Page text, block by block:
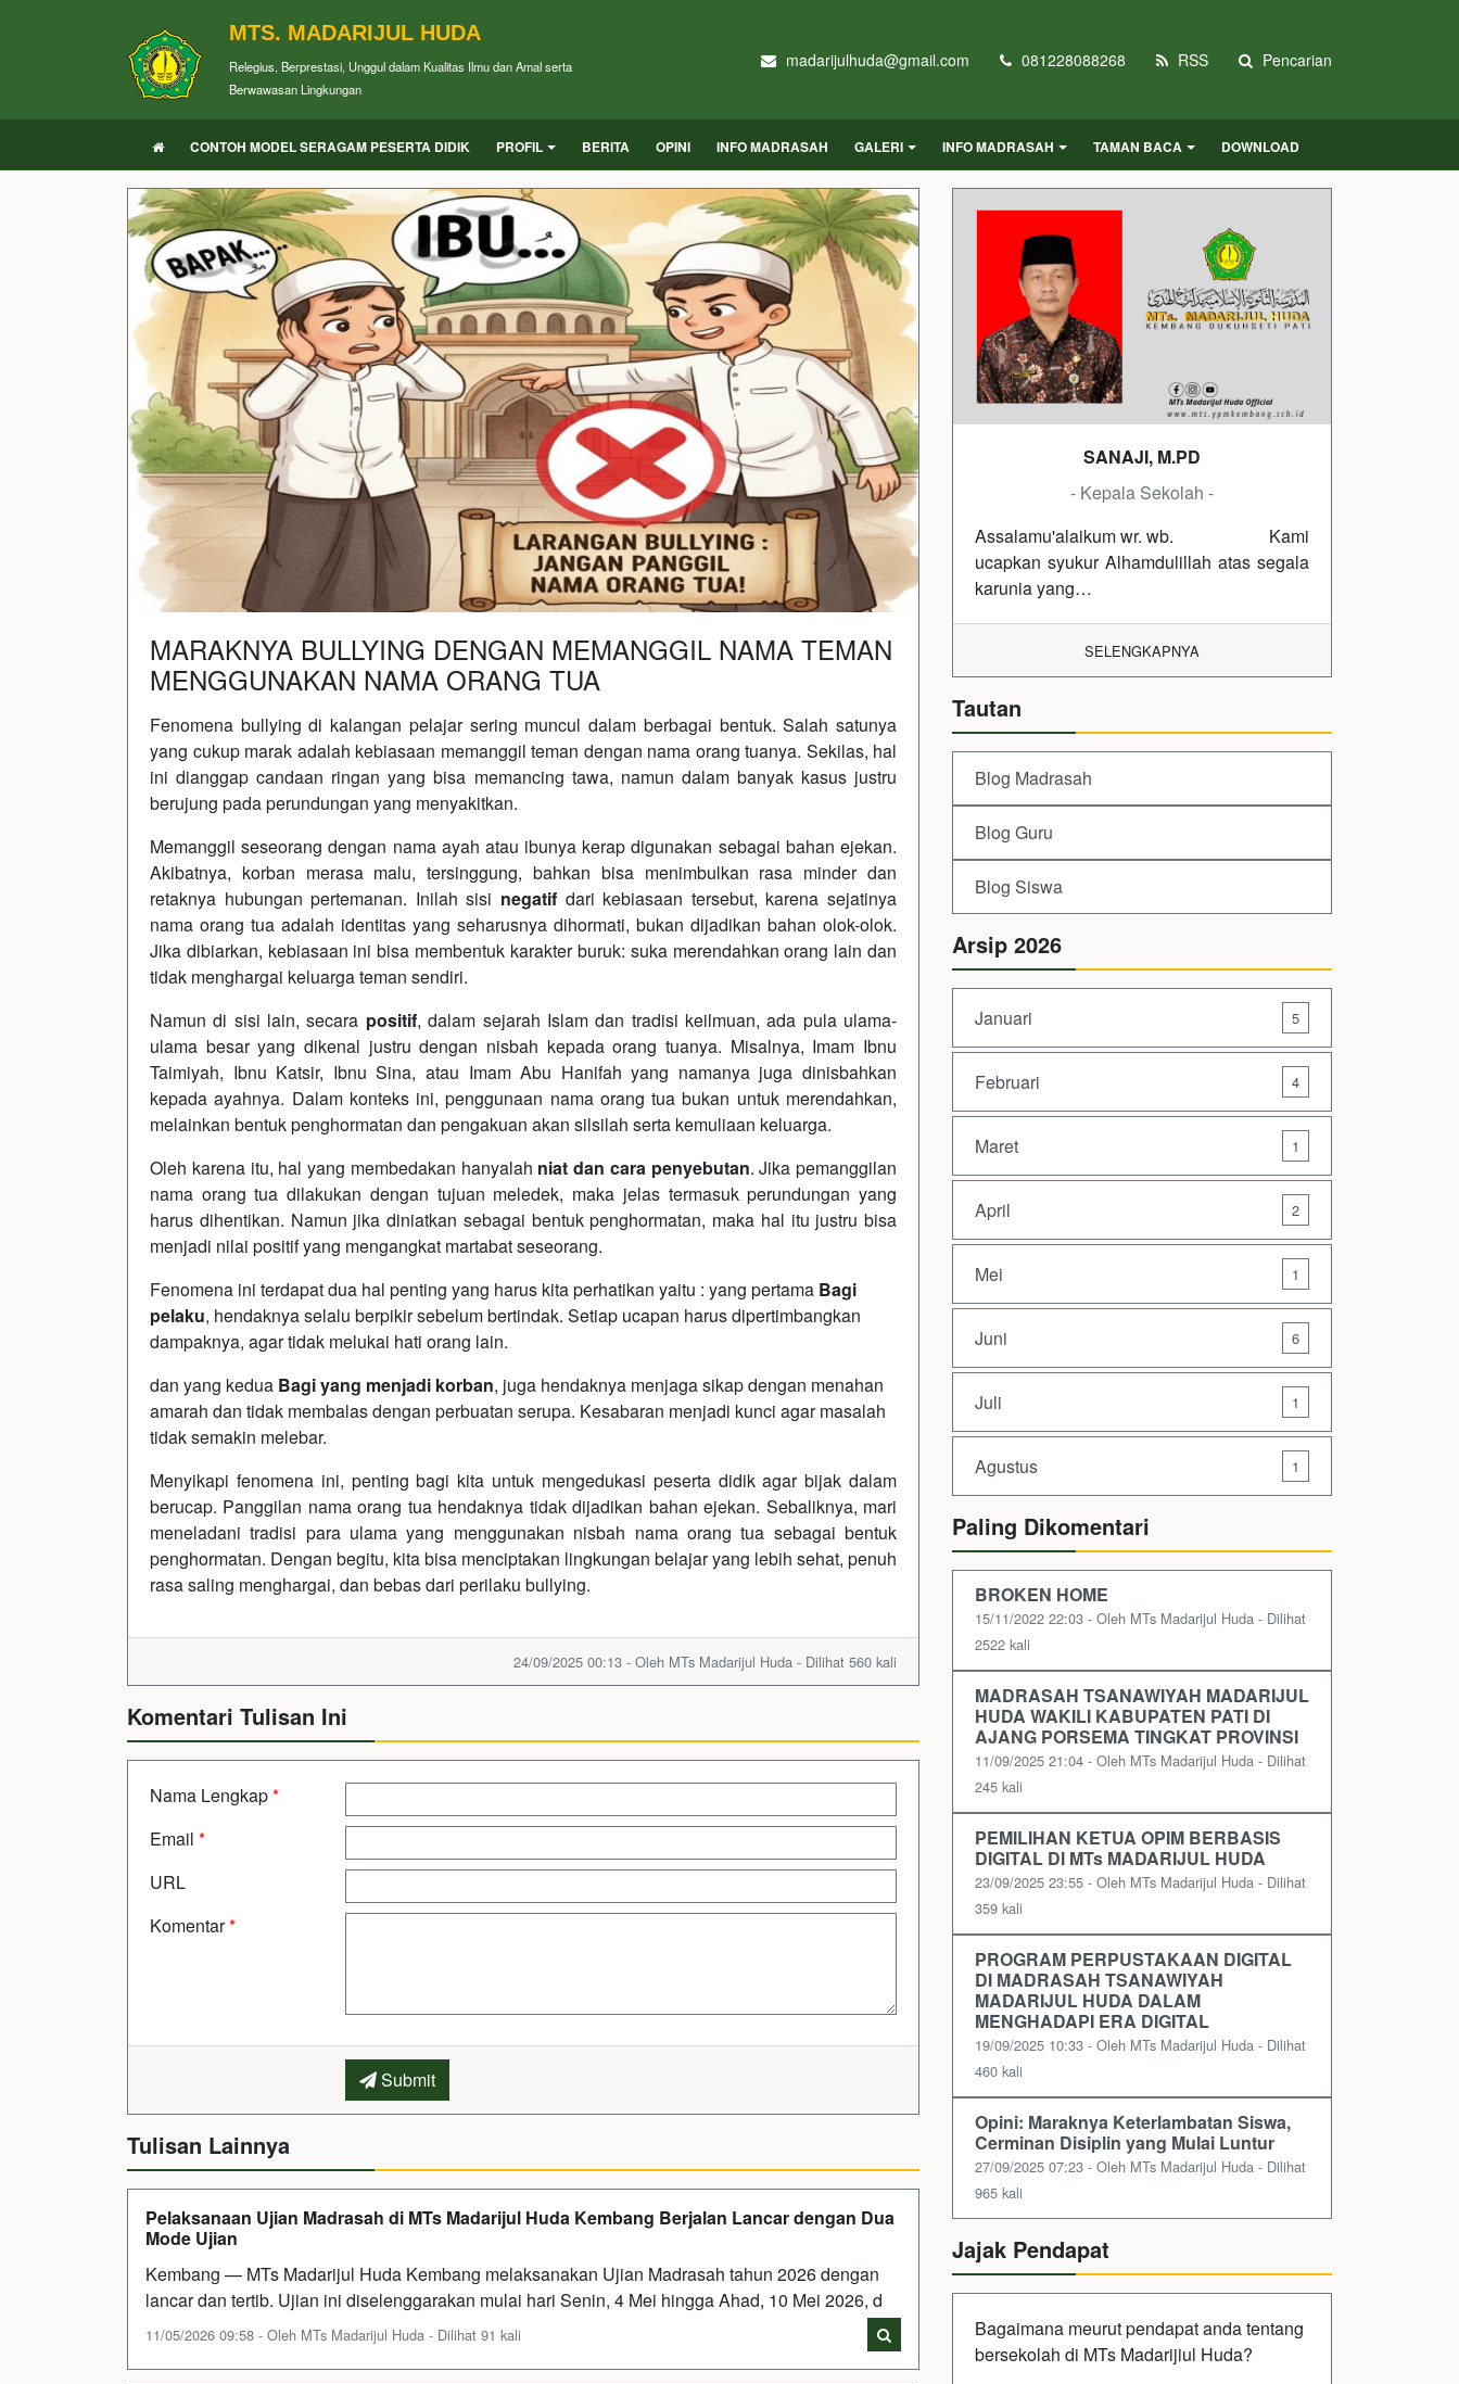
MTS. MADARIJUL HUDA
Relegius, Berprestasi, Unggul dalam Kualitas Ilmu dan Amal serta
Berwawasan Lingkungan
madarijulhuda@gmail.com 081228088268 RSS Pencarian
CONTOH MODEL SERAGAM PESERTA DIDIK PROFIL BERITA OPINI INFO MADRASAH GALERI INFO MADRASAH TAMAN BACA DOWNLOAD
MARAKNYA BULLYING DENGAN MEMANGGIL NAMA TEMAN
MENGGUNAKAN NAMA ORANG TUA
Fenomena bullying di kalangan pelajar sering muncul dalam berbagai bentuk. Salah satunya
yang cukup marak adalah kebiasaan memanggil teman dengan nama orang tuanya. Sekilas, hal
ini dianggap candaan ringan yang bisa memancing tawa, namun dalam banyak kasus justru
berujung pada perundungan yang menyakitkan.
Memanggil seseorang dengan nama ayah atau ibunya kerap digunakan sebagai bahan ejekan.
Akibatnya, korban merasa malu, tersinggung, bahkan bisa menimbulkan rasa minder dan
retaknya hubungan pertemanan. Inilah sisi negatif dari kebiasaan tersebut, karena sejatinya
nama orang tua adalah identitas yang seharusnya dihormati, bukan dijadikan bahan olok-olok.
Jika dibiarkan, kebiasaan ini bisa membentuk karakter buruk: suka merendahkan orang lain dan
tidak menghargai keluarga teman sendiri.
Namun di sisi lain, secara positif, dalam sejarah Islam dan tradisi keilmuan, ada pula ulama-
ulama besar yang dikenal justru dengan nisbah kepada orang tuanya. Misalnya, Imam Ibnu
Taimiyah, Ibnu Katsir, Ibnu Sina, atau Imam Abu Hanifah yang namanya juga dinisbahkan
kepada ayahnya. Dalam konteks ini, penggunaan nama orang tua bukan untuk merendahkan,
melainkan bentuk penghormatan dan pengakuan akan silsilah serta kemuliaan keluarga.
Oleh karena itu, hal yang membedakan hanyalah niat dan cara penyebutan. Jika pemanggilan
nama orang tua dilakukan dengan tujuan meledek, maka jelas termasuk perundungan yang
harus dihentikan. Namun jika diniatkan sebagai bentuk penghormatan, maka hal itu justru bisa
menjadi nilai positif yang mengangkat martabat seseorang.
Fenomena ini terdapat dua hal penting yang harus kita perhatikan yaitu : yang pertama Bagi
pelaku, hendaknya selalu berpikir sebelum bertindak. Setiap ucapan harus dipertimbangkan
dampaknya, agar tidak melukai hati orang lain.
dan yang kedua Bagi yang menjadi korban, juga hendaknya menjaga sikap dengan menahan
amarah dan tidak membalas dengan perbuatan serupa. Kesabaran menjadi kunci agar masalah
tidak semakin melebar.
Menyikapi fenomena ini, penting bagi kita untuk mengedukasi peserta didik agar bijak dalam
berucap. Panggilan nama orang tua hendaknya tidak dijadikan bahan ejekan. Sebaliknya, mari
meneladani tradisi para ulama yang menggunakan nisbah nama orang tua sebagai bentuk
penghormatan. Dengan begitu, kita bisa menciptakan lingkungan belajar yang lebih sehat, penuh
rasa saling menghargai, dan bebas dari perilaku bullying.
24/09/2025 00:13 - Oleh MTs Madarijul Huda - Dilihat 560 kali
Komentari Tulisan Ini
Nama Lengkap*
Email *
URL
Komentar*
Submit
Tulisan Lainnya
Pelaksanaan Ujian Madrasah di MTs Madarijul Huda Kembang Berjalan Lancar dengan Dua
Mode Ujian
Kembang — MTs Madarijul Huda Kembang melaksanakan Ujian Madrasah tahun 2026 dengan
lancar dan tertib. Ujian ini diselenggarakan mulai hari Senin, 4 Mei hingga Ahad, 10 Mei 2026, d
11/05/2026 09:58 - Oleh MTs Madarijul Huda - Dilihat 91 kali
SANAJI, M.PD
- Kepala Sekolah -
Assalamu'alaikum wr. wb. Kami
ucapkan syukur Alhamdulillah atas segala
karunia yang…
SELENGKAPNYA
Tautan
Blog Madrasah
Blog Guru
Blog Siswa
Arsip 2026
Januari 5
Februari 4
Maret 1
April 2
Mei 1
Juni 6
Juli 1
Agustus 1
Paling Dikomentari
BROKEN HOME
15/11/2022 22:03 - Oleh MTs Madarijul Huda - Dilihat
2522 kali
MADRASAH TSANAWIYAH MADARIJUL
HUDA WAKILI KABUPATEN PATI DI
AJANG PORSEMA TINGKAT PROVINSI
11/09/2025 21:04 - Oleh MTs Madarijul Huda - Dilihat
245 kali
PEMILIHAN KETUA OPIM BERBASIS
DIGITAL DI MTs MADARIJUL HUDA
23/09/2025 23:55 - Oleh MTs Madarijul Huda - Dilihat
359 kali
PROGRAM PERPUSTAKAAN DIGITAL
DI MADRASAH TSANAWIYAH
MADARIJUL HUDA DALAM
MENGHADAPI ERA DIGITAL
19/09/2025 10:33 - Oleh MTs Madarijul Huda - Dilihat
460 kali
Opini: Maraknya Keterlambatan Siswa,
Cerminan Disiplin yang Mulai Luntur
27/09/2025 07:23 - Oleh MTs Madarijul Huda - Dilihat
965 kali
Jajak Pendapat
Bagaimana meurut pendapat anda tentang
bersekolah di MTs Madarijiul Huda?